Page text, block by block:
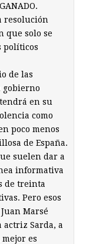
resolución
que solo se
políticos
de las
gobierno
en su
como
poco menos
de España.
suelen dar a
informativa
de treinta
Pero esos
Marsé
actriz Sarda, a
es